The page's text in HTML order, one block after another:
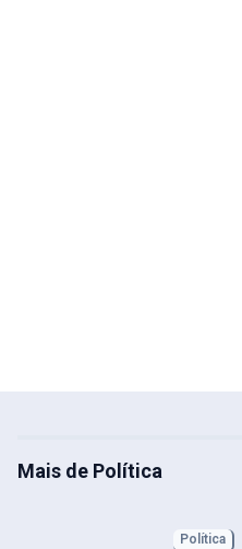
Mais de Política
Política